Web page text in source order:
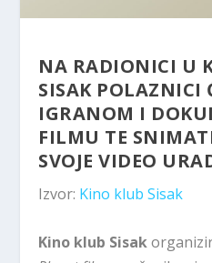
NA RADIONICI U
SISAK POLAZNICI
IGRANOM I
FILMU TE
SVOJE VIDEO
Izvor: Kino klub Sisak
Kino klub Sisak